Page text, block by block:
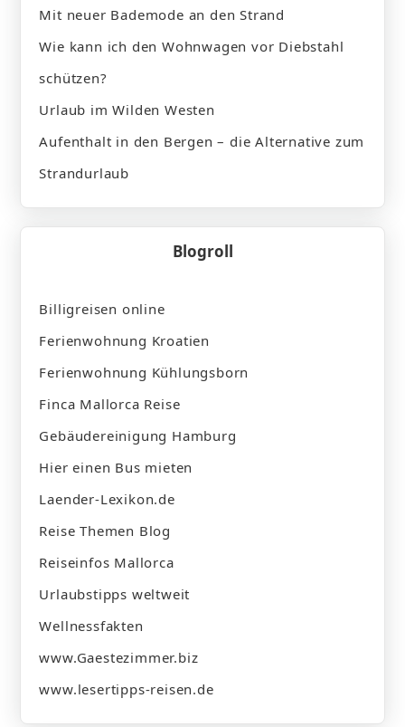
Mit neuer Bademode an den Strand
Wie kann ich den Wohnwagen vor Diebstahl
schützen?
Urlaub im Wilden Westen
Aufenthalt in den Bergen – die Alternative zum
Strandurlaub
Blogroll
Billigreisen online
Ferienwohnung Kroatien
Ferienwohnung Kühlungsborn
Finca Mallorca Reise
Gebäudereinigung Hamburg
Hier einen Bus mieten
Laender-Lexikon.de
Reise Themen Blog
Reiseinfos Mallorca
Urlaubstipps weltweit
Wellnessfakten
www.Gaestezimmer.biz
www.lesertipps-reisen.de